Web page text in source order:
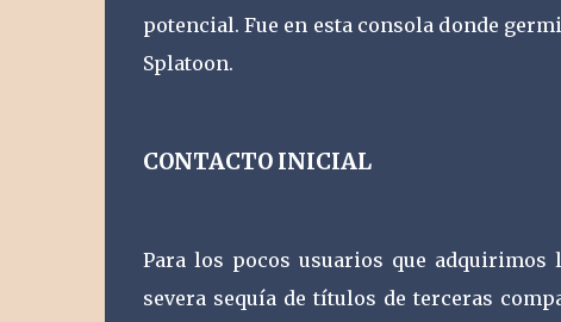
potencial. Fue en esta consola donde
Splatoon.
CONTACTO INICIAL
Para los pocos usuarios que
severa sequía de títulos de terceras